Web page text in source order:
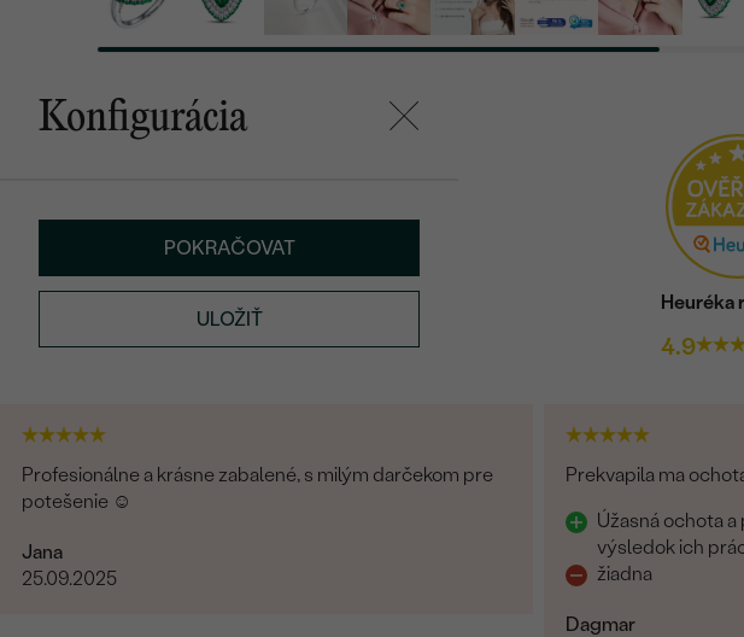
Konfigurácia
POKRAČOVAT
ULOŽIŤ
Heuréka
4.9
Profesionálne a krásne zabalené, s milým darčekom pre
potešenie ☺️
Jana
25.09.2025
Prekvapila ma
Úžasná ochota
výsledok ich
žiadna
Dagmar